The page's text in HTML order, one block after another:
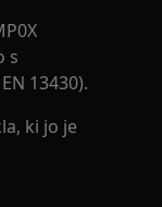
s
13430).
ki jo je